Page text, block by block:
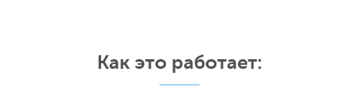
Как это работает: